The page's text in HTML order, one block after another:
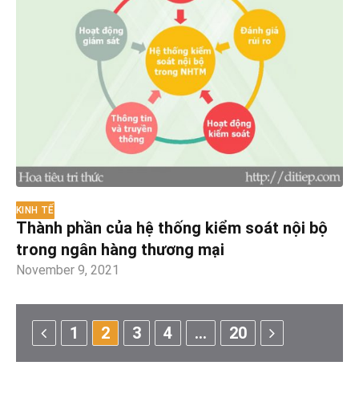
KINH TẾ
Thành phần của hệ thống kiểm soát nội bộ
trong ngân hàng thương mại
November 9, 2021
Previous
1 2 3 4 … 20 Next